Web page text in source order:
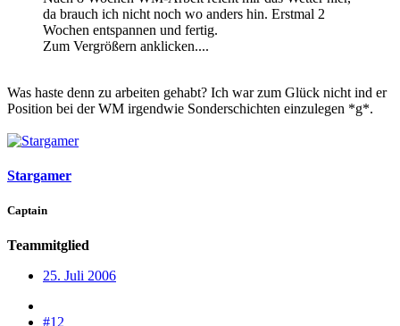
da brauch ich nicht noch wo anders hin. Erstmal 2
Wochen entspannen und fertig.
Zum Vergrößern anklicken....
Was haste denn zu arbeiten gehabt? Ich war zum Glück nicht ind er
Position bei der WM irgendwie Sonderschichten einzulegen *g*.
Stargamer
Captain
Teammitglied
25. Juli 2006
#12